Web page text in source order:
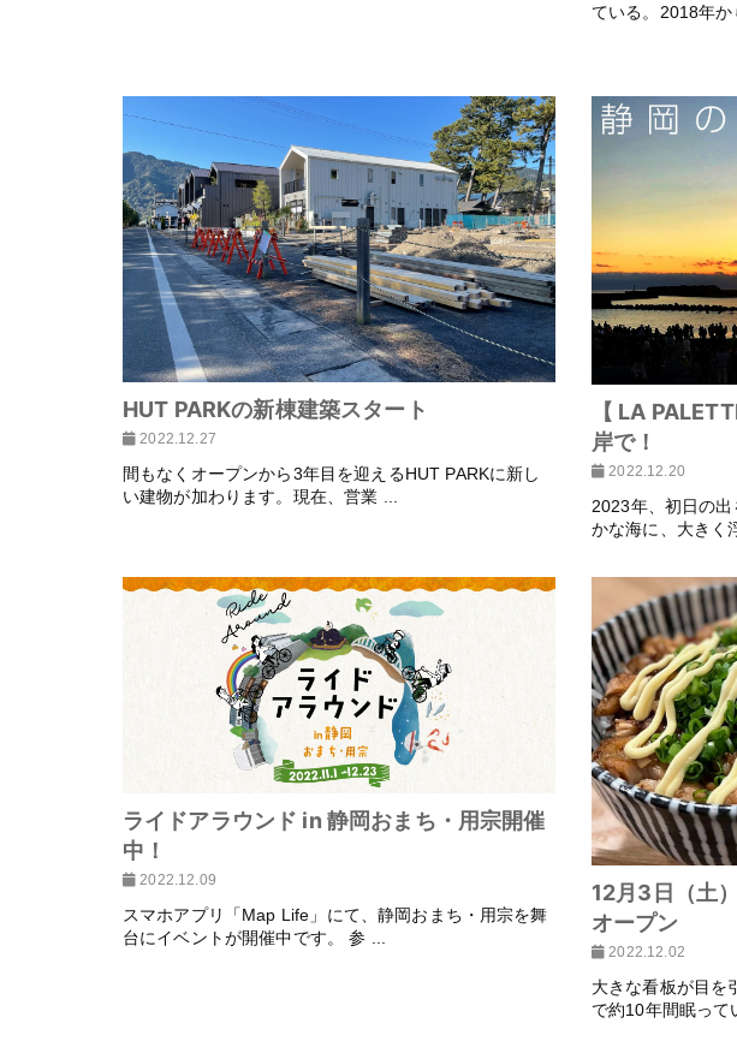
ている。2018年か
HUT PARKの新棟建築スタート
2022.12.27
間もなくオープンから3年目を迎えるHUT PARKに新し
い建物が加わります。現在、営業 ...
【 LA
岸で！
2022.12.20
2023年、初日の
かな海に、大きく
ライドアラウンド in 静岡おまち・用宗開催
中！
2022.12.09
スマホアプリ「Map Life」にて、静岡おまち・用宗を舞
台にイベントが開催中です。 参 ...
12月3日（土
オープン
2022.12.02
大きな看板が目を
で約10年間眠って